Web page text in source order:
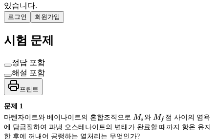
있습니다.
로그인 회원가입
시험 문제
정답 포함
해설 포함
프린트
문제 1
마텐자이트와 베이나이트의 혼합조직으로 M_s
Ms와 M_f
Mf 점 사이의 염욕
에 담금질하여 과냉 오스테나이트의 변태가 완료할 때까지 항온 유지